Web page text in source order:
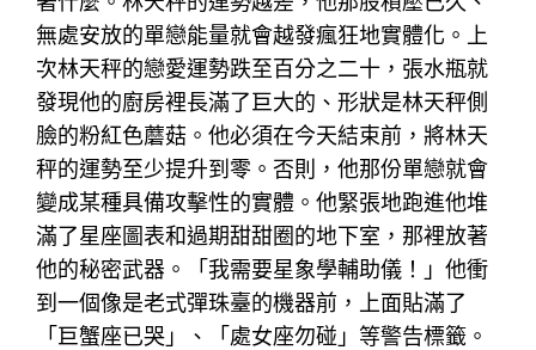
無處安放的單戀能量就會越發瘋狂地實體化。上
次林天秤的戀愛運勢跌至百分之二十，張水瓶就
發現他的廚房裡長滿了巨大的、形狀是林天秤側
臉的粉紅色蘑菇。他必須在今天結束前，將林天
秤的運勢至少提升到零。否則，他那份單戀就會
變成某種具備攻擊性的實體。他緊張地跑進他堆
滿了星座圖表和過期甜甜圈的地下室，那裡放著
他的秘密武器。「我需要星象學輔助儀！」他衝
到一個像是老式彈珠臺的機器前，上面貼滿了
「巨蟹座已哭」、「處女座勿碰」等警告標籤。